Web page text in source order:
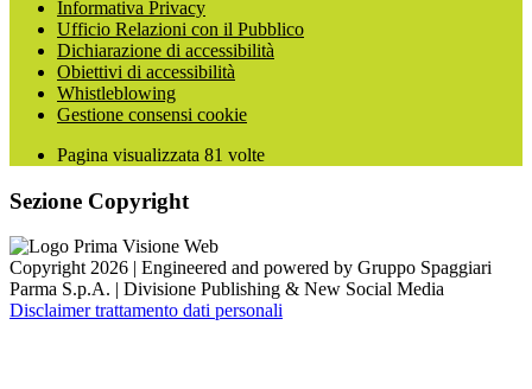
Informativa Privacy
Ufficio Relazioni con il Pubblico
Dichiarazione di accessibilità
Obiettivi di accessibilità
Whistleblowing
Gestione consensi cookie
Pagina visualizzata 81 volte
Sezione Copyright
Copyright 2026 | Engineered and powered by Gruppo Spaggiari
Parma S.p.A. | Divisione Publishing & New Social Media
Disclaimer trattamento dati personali